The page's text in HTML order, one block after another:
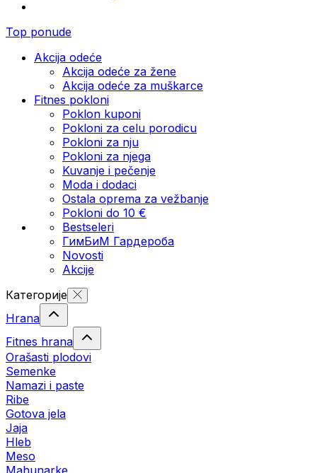
Top ponude
Akcija odeće
Akcija odeće za žene
Akcija odeće za muškarce
Fitnes pokloni
Poklon kuponi
Pokloni za celu porodicu
Pokloni za nju
Pokloni za njega
Kuvanje i pečenje
Moda i dodaci
Ostala oprema za vežbanje
Pokloni do 10 €
Bestseleri
ГимБиМ Гардeробa
Novosti
Akcije
Категорије
Hrana
Fitnes hrana
Orašasti plodovi
Semenke
Namazi i paste
Ribe
Gotova jela
Јаја
Hleb
Meso